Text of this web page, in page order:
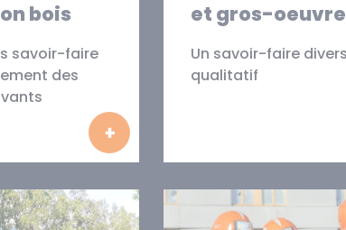
bois
savoir-faire
des
et gros-oeuvre
Un savoir-faire
qualitatif